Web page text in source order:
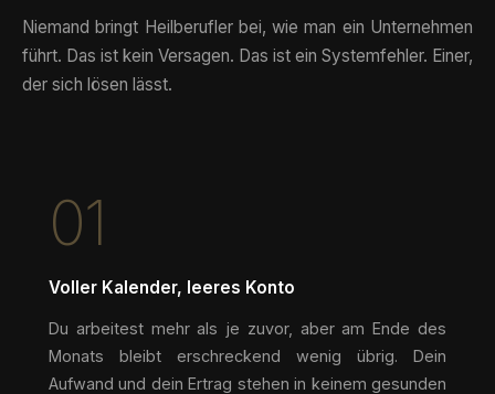
Niemand bringt Heilberufler bei, wie man ein Unternehmen
führt. Das ist kein Versagen. Das ist ein Systemfehler. Einer,
der sich lösen lässt.
01
Voller Kalender, leeres Konto
Du arbeitest mehr als je zuvor, aber am Ende des
Monats bleibt erschreckend wenig übrig. Dein
Aufwand und dein Ertrag stehen in keinem gesunden